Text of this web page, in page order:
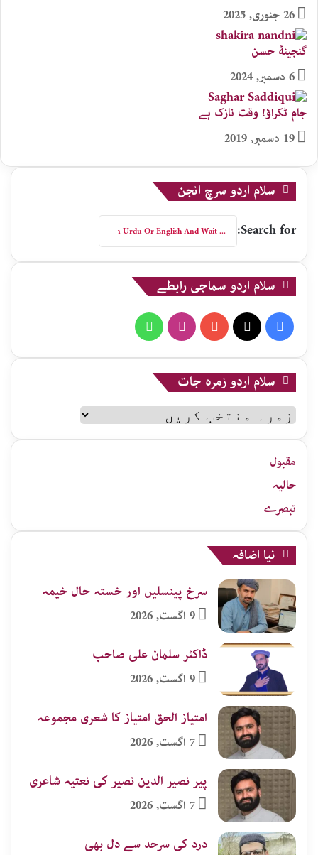
26 جنوری, 2025
گنجینهٔ حسن
6 دسمبر, 2024
جام ٹکراؤ! وقت نازک ہے
19 دسمبر, 2019
سلام اردو سرچ انجن
Search for:
سلام اردو سماجی رابطے
Facebook
YouTube
Instagram
WhatsApp
سلام اردو زمرہ جات
سلام
اردو
زمرہ
جات
مقبول
حالیہ
تبصرے
نیا اضافہ
سرخ پینسلیں اور خستہ حال خیمہ
9 اگست, 2026
ڈاکٹر سلمان علی صاحب
9 اگست, 2026
امتیاز الحق امتیاز کا شعری مجموعہ
7 اگست, 2026
پیر نصیر الدین نصیر کی نعتیہ شاعری
7 اگست, 2026
درد کی سرحد سے دل بھی